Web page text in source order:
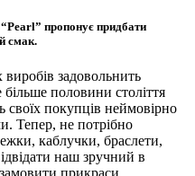
пропонує придбати
смак.
задовольнить
половини століття
покупців неймовірно
Тепер, не потрібно
каблучки, браслети,
наш зручний в